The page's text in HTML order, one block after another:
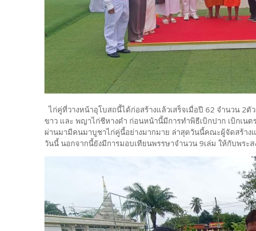
ไก่คู่ที่วางหน้าอุโบสถนี้ได้ก่อสร้างแล้วเสร็จเมื่อปี 62 จำนวน 2
ขาว และ พญาไก่ชีหางดำ ก่อนหน้านี้มีการทำพิธีเบิกปาก เบิกเน
ผ่านมามีคนมาบูชาไก่คู่นี้อย่างมากมาย ล่าสุดวันนี้คณะผู้จัดสร้า
วันนี้ นอกจากนี้ยังมีการมอบเทียนพรรษาจำนวน 9เล่ม ให้กับพระส